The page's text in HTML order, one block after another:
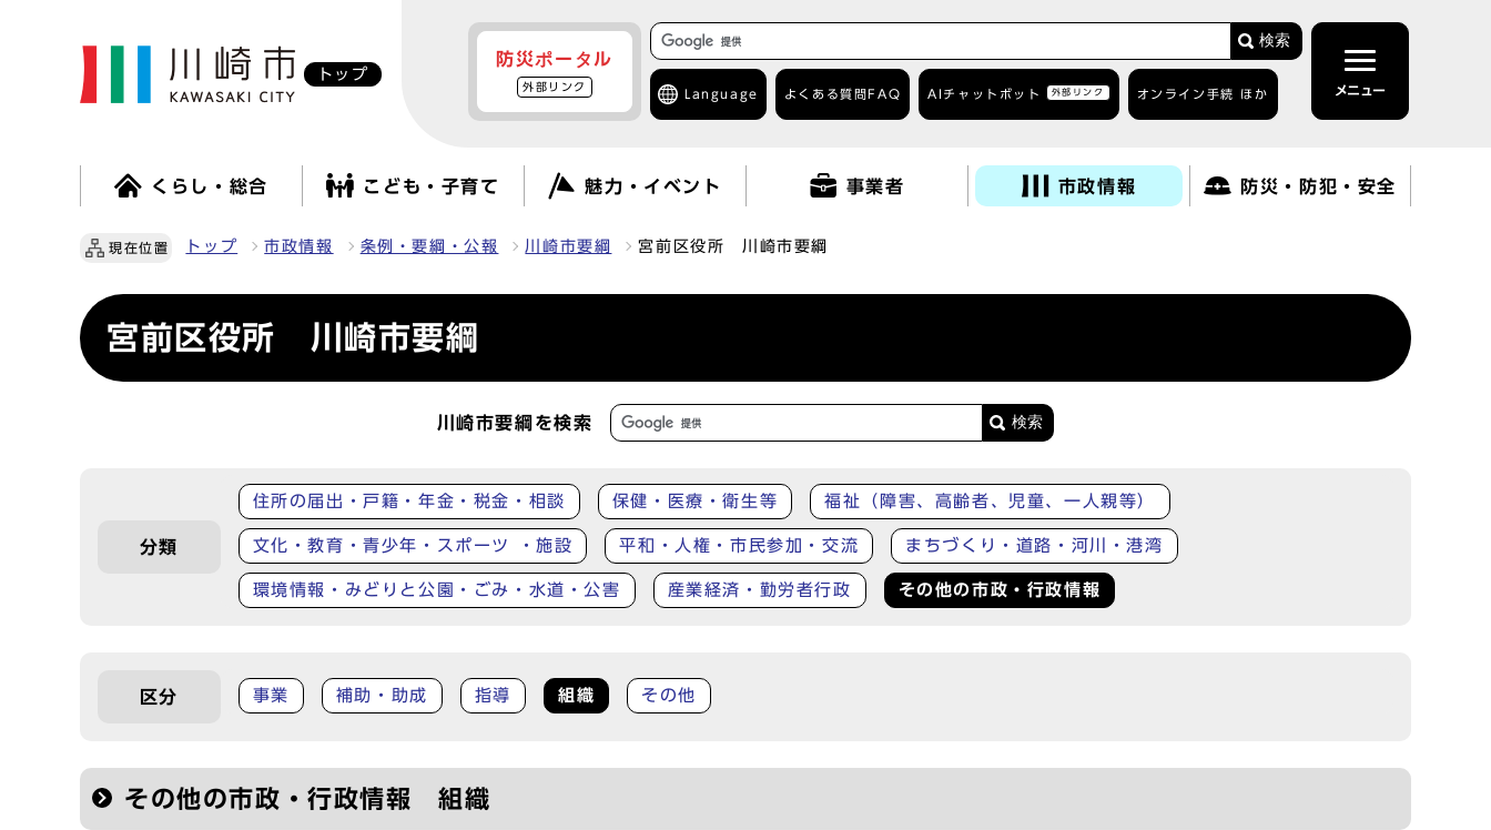
トップ
防災ポータル
外部リンク
検索
Language よくある質問 FAQ AIチャットボット 外部リンク オンライン手続 ほか メニュー
くらし・総合 こども・子育て 魅力・イベント 事業者 市政情報 防災・防犯・安全
現在位置 トップ 市政情報 条例・要綱・公報 川崎市要綱 宮前区役所 川崎市要綱
宮前区役所 川崎市要綱
川崎市要綱を検索
分類
住所の届出・戸籍・年金・税金・相談 保健・医療・衛生等 福祉（障害、高齢者、児童、一人親等）
文化・教育・青少年・スポーツ ・施設 平和・人権・市民参加・交流 まちづくり・道路・河川・港湾
環境情報・みどりと公園・ごみ・水道・公害 産業経済・勤労者行政 その他の市政・行政情報
区分 事業 補助・助成 指導 組織 その他
その他の市政・行政情報 組織